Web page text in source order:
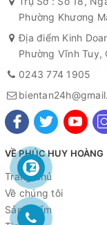
Phường Khương
Địa điểm Kinh
Phường Vĩnh Tuy,
0243 774 1905
VỀ PHÚC HUY HOÀNG
Trang chủ
Về chúng tôi
Sản phẩm